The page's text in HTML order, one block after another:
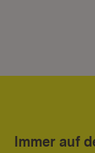
Immer auf